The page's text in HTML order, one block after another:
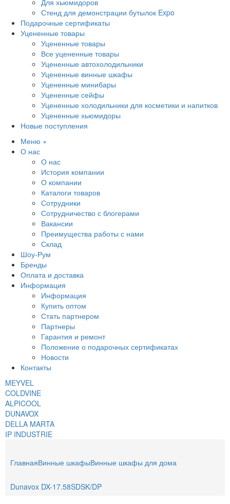
Для хьюмидоров
Стенд для демонстрации бутылок Expo
Подарочные сертификаты
Уцененные товары
Уцененные товары
Все уцененные товары
Уцененные автохолодильники
Уцененные винные шкафы
Уцененные минибары
Уцененные сейфы
Уцененные холодильники для косметики и напитков
Уцененные хьюмидоры
Новые поступления
Меню ×
О нас
О нас
История компании
О компании
Каталоги товаров
Сотрудники
Сотрудничество с блогерами
Вакансии
Преимущества работы с нами
Склад
Шоу-Рум
Бренды
Оплата и доставка
Информация
Информация
Купить оптом
Стать партнером
Партнеры
Гарантия и ремонт
Положение о подарочных сертификатах
Новости
Контакты
MEYVEL
COLDVINE
ALPICOOL
DUNAVOX
DELLA MARTA
IP INDUSTRIE
ГлавнаяВинные шкафыВинные шкафы для дома
Dunavox DX-17.58SDSK/DP